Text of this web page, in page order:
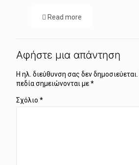
Read more
Αφήστε μια απάντηση
Η ηλ. διεύθυνση σας δεν δημοσιεύεται.
πεδία σημειώνονται με*
Σχόλιο *